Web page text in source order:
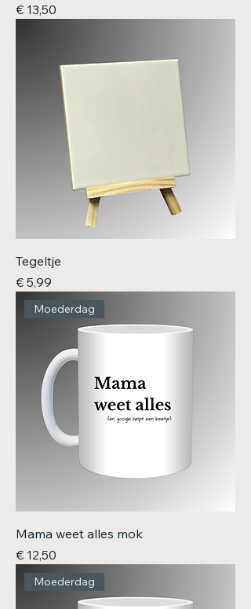
Prijs
€ 13,50
Tegeltje
Prijs
€ 5,99
Moederdag
Mama weet alles mok
Prijs
€ 12,50
Moederdag